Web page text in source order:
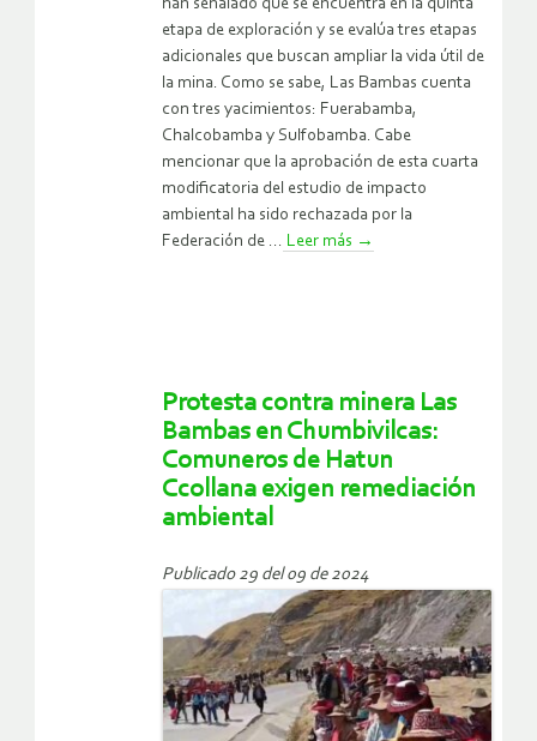
han señalado que se encuentra en la quinta
etapa de exploración y se evalúa tres etapas
adicionales que buscan ampliar la vida útil de
la mina. Como se sabe, Las Bambas cuenta
con tres yacimientos: Fuerabamba,
Chalcobamba y Sulfobamba. Cabe
mencionar que la aprobación de esta cuarta
modificatoria del estudio de impacto
ambiental ha sido rechazada por la
Federación de ... Leer más →
Protesta contra minera Las
Bambas en Chumbivilcas:
Comuneros de Hatun
Ccollana exigen remediación
ambiental
Publicado 29 del 09 de 2024